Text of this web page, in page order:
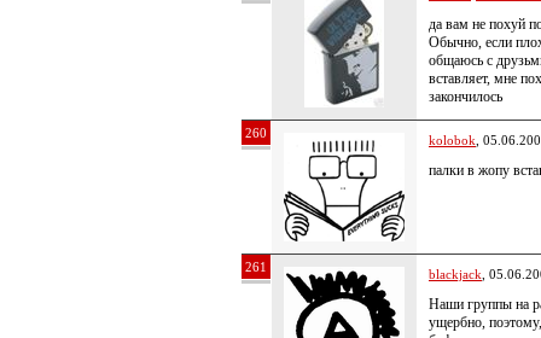
да вам не похуй
Обычно, если
общаюсь с
вставляет, мне
закончилось
260 kolobok ,
палки в жопу
261 blackjack ,
Наши группы на
ущербно,